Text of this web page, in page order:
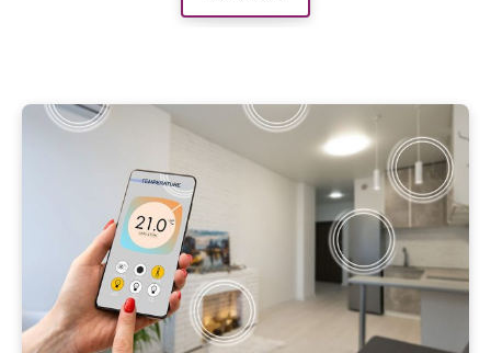
す。 この記事では、スマートホームを安全に使
して、あなたの家を“便利で安全なスマートホー
ム”にしましょう。